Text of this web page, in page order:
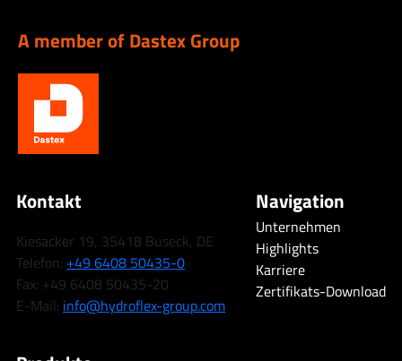
A member of Dastex Group
Kontakt
Kiesacker 19, 35418 Buseck, DE
Telefon: +49 6408 50435-0
Fax: +49 6408 50435-20
E-Mail: info@hydroflex-group.com
Navigation
Unternehmen
Highlights
Karriere
Zertifikats-Download